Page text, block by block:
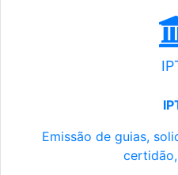
Emissão de guias,